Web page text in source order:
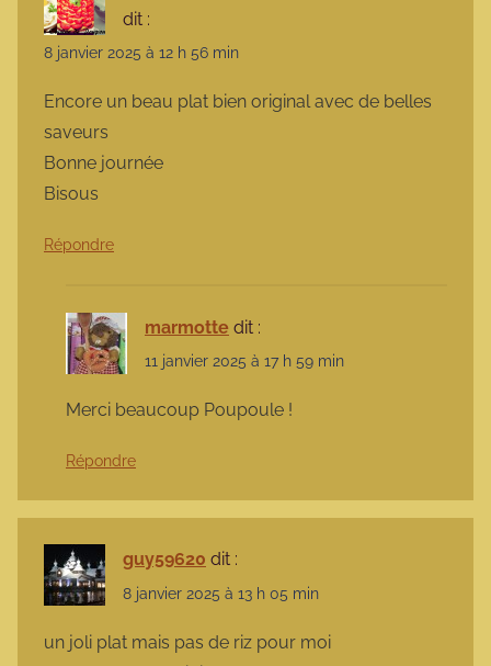
dit :
8 janvier 2025 à 12 h 56 min
Encore un beau plat bien original avec de belles
saveurs
Bonne journée
Bisous
Répondre
marmotte dit :
11 janvier 2025 à 17 h 59 min
Merci beaucoup Poupoule !
Répondre
guy59620 dit :
8 janvier 2025 à 13 h 05 min
un joli plat mais pas de riz pour moi